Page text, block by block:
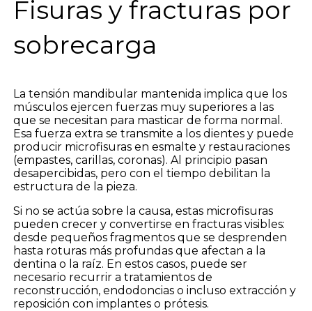
Fisuras y fracturas por
sobrecarga
La tensión mandibular mantenida implica que los
músculos ejercen fuerzas muy superiores a las
que se necesitan para masticar de forma normal.
Esa fuerza extra se transmite a los dientes y puede
producir microfisuras en esmalte y restauraciones
(empastes, carillas, coronas). Al principio pasan
desapercibidas, pero con el tiempo debilitan la
estructura de la pieza.
Si no se actúa sobre la causa, estas microfisuras
pueden crecer y convertirse en fracturas visibles:
desde pequeños fragmentos que se desprenden
hasta roturas más profundas que afectan a la
dentina o la raíz. En estos casos, puede ser
necesario recurrir a tratamientos de
reconstrucción, endodoncias o incluso extracción y
reposición con implantes o prótesis.